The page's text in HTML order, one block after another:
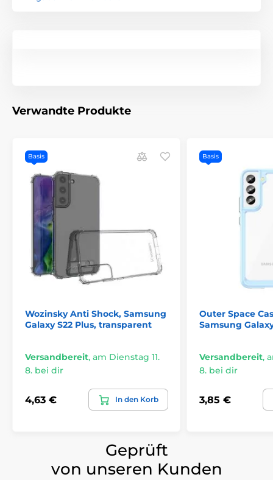
Verwandte Produkte
Basis
Wozinsky Anti Shock, Samsung
Galaxy S22 Plus, transparent
Versandbereit, am Dienstag 11.
8. bei dir
4,63 € In den Korb
Basis
Outer Space
Samsung
Versandbereit,
8. bei dir
3,85 €
Geprüft
von unseren Kunden